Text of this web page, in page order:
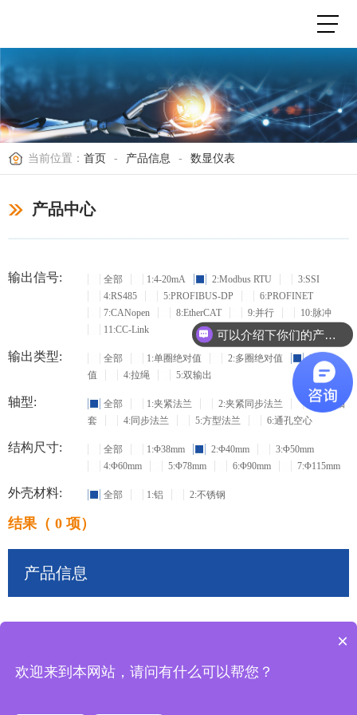
当前位置： 首页 - 产品信息 - 数显仪表
产品中心
输出信号: 全部 1:4-20mA 2:Modbus RTU
3:SSI
4:RS485
5:PROFIBUS-DP
6:PROFINET
7:CANopen
8:EtherCAT 9:并行
10:脉冲
11:CC-Link
输出类型: 全部 1:单圈绝对值 2:多圈绝对值
3:增量
值
4:拉绳 5:双输出
轴型: 全部 1:夹紧法兰 2:夹紧同步法兰
3:盲孔轴
套
4:同步法兰 5:方型法兰 6:通孔空心
结构尺寸: 全部 1:Φ38mm 2:Φ40mm
3:Φ50mm
4:Φ60mm
5:Φ78mm 6:Φ90mm 7:Φ115mm
外壳材料: 全部 1:铝 2:不锈钢
结果（ 0 项）
产品信息
可以介绍下你们的产品么？
×
欢迎来到本网站，请问有什么可以帮您？